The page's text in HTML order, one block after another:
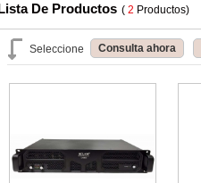
De Productos ( 2 Productos)
Seleccione Consulta ahora